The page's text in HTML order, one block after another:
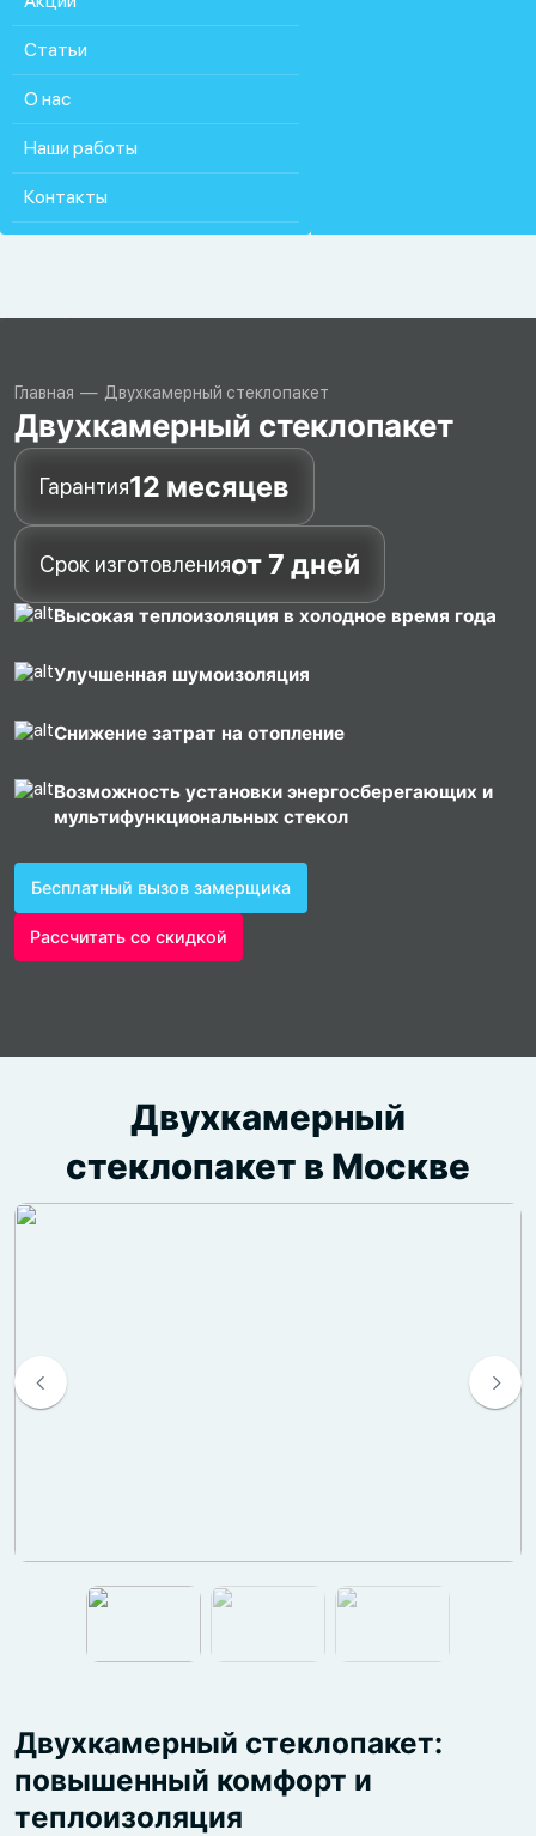
Статьи
О нас
Наши работы
Контакты
Главная Двухкамерный стеклопакет
Двухкамерный стеклопакет
Гарантия12 месяцев
Срок изготовленияот 7 дней
Высокая теплоизоляция в холодное время года
Улучшенная шумоизоляция
Снижение затрат на отопление
Возможность установки энергосберегающих и
мультифункциональных стекол
Бесплатный вызов замерщика
Рассчитать со скидкой
Двухкамерный
стеклопакет в Москве
Двухкамерный стеклопакет:
повышенный комфорт и
теплоизоляция